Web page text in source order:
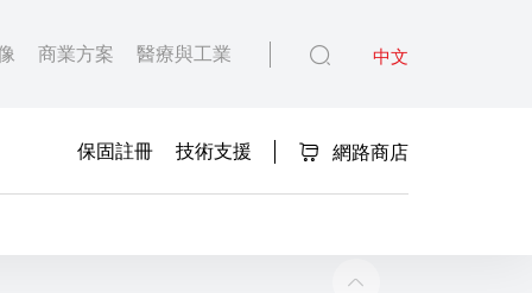
商業方案 醫療與工業 中文
保固註冊 技術支援 網路商店